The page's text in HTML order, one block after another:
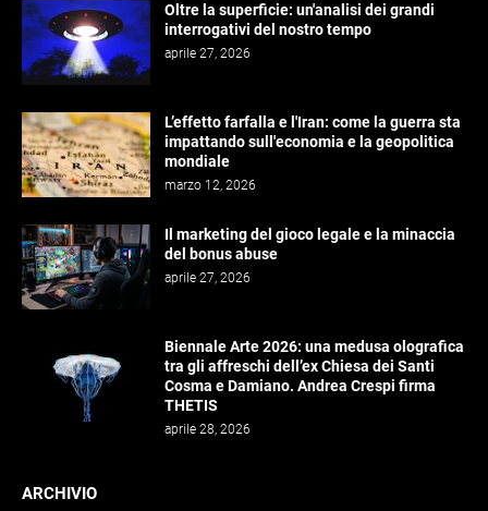
Oltre la superficie: un'analisi dei grandi
interrogativi del nostro tempo
aprile 27, 2026
L’effetto farfalla e l'Iran: come la guerra sta
impattando sull'economia e la geopolitica
mondiale
marzo 12, 2026
Il marketing del gioco legale e la minaccia
del bonus abuse
aprile 27, 2026
Biennale Arte 2026: una medusa olografica
tra gli affreschi dell’ex Chiesa dei Santi
Cosma e Damiano. Andrea Crespi firma
THETIS
aprile 28, 2026
ARCHIVIO